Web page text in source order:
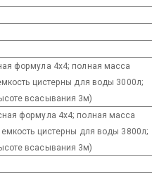
формула 4х4; полная масса
цистерны для воды 3000л;
всасывания 3м)
формула 4х4; полная масса
цистерны для воды 3800л;
всасывания 3м)